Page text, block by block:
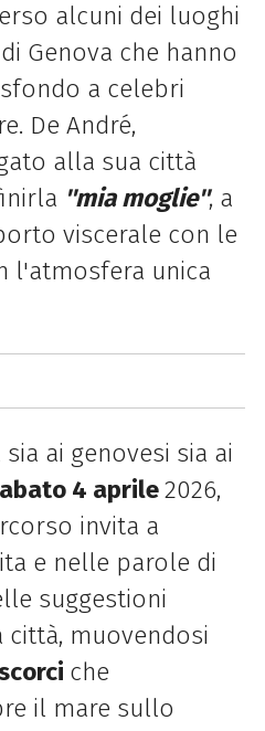
alcuni dei luoghi
Genova che hanno
a celebri
De André,
alla sua città
''mia moglie'', a
viscerale con le
l'atmosfera unica
ai genovesi sia ai
4 aprile2026,
invita a
e nelle parole di
suggestioni
muovendosi
che
il mare sullo